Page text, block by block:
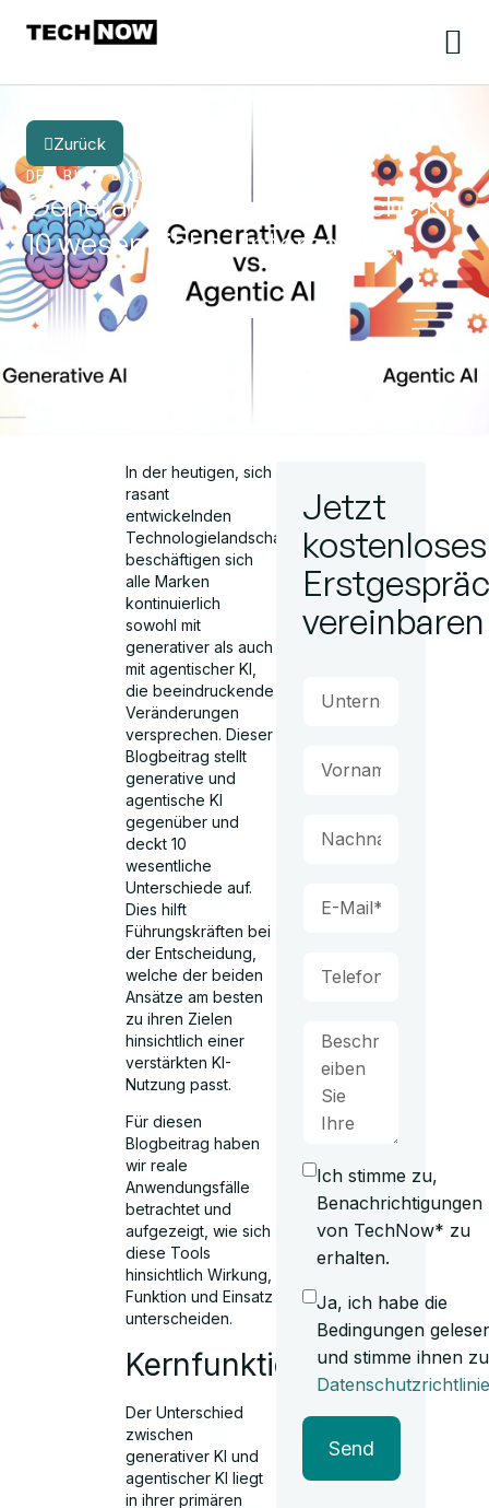
Zurück
DER BLOG
KATEGORIE
Generative KI vs. Agentische KI:
10 wesentliche Unterschiede
In der heutigen, sich
rasant
entwickelnden
Technologielandschaft
beschäftigen sich
alle Marken
kontinuierlich
sowohl mit
generativer als auch
mit agentischer KI,
die beeindruckende
Veränderungen
versprechen. Dieser
Blogbeitrag stellt
generative und
agentische KI
gegenüber und
deckt 10
wesentliche
Unterschiede auf.
Dies hilft
Führungskräften bei
der Entscheidung,
welche der beiden
Ansätze am besten
zu ihren Zielen
hinsichtlich einer
verstärkten KI-
Nutzung passt.
Für diesen
Blogbeitrag haben
wir reale
Anwendungsfälle
betrachtet und
aufgezeigt, wie sich
diese Tools
hinsichtlich Wirkung,
Funktion und Einsatz
unterscheiden.
Kernfunktionalität
Der Unterschied
zwischen
generativer KI und
agentischer KI liegt
in ihrer primären
Jetzt
kostenloses
vereinbaren
Ich stimme zu,
Benachrichtigungen
von TechNow* zu
erhalten.
Ja, ich habe die
Bedingungen
und stimme ihnen
Datenschutzrichtlinie
Send